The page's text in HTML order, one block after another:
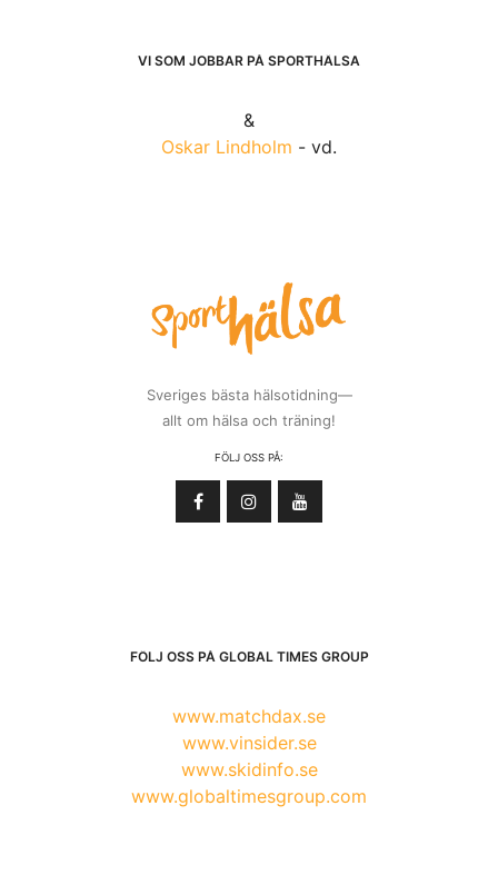
VI SOM JOBBAR PÅ SPORTHÄLSA
&
Oskar Lindholm - vd.
Sveriges bästa hälsotidning—
allt om hälsa och träning!
FÖLJ OSS PÅ:
FÖLJ OSS PÅ GLOBAL TIMES GROUP
www.matchdax.se
www.vinsider.se
www.skidinfo.se
www.globaltimesgroup.com